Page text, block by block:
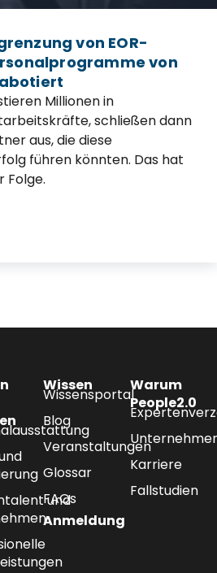
von EOR-
von
Millionen in
schließen dann
aus, die diese
führen könnten. Das hat
Folge.
und
Wissen
Wissensportal
Blog
Veranstaltungen
Glossar
FAQs
Anmeldung
Warum
People2.0
Karriere
Fallstudien